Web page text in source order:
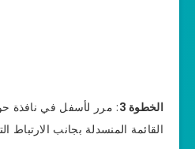
الخطوة 3
: مرر لأسفل في نافذة
القائمة المنسدلة بجانب الارتباط